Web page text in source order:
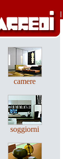
camere
soggiorni